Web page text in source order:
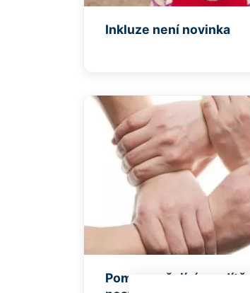
Inkluze není novinka
Pomoc pečujícím o dítě s